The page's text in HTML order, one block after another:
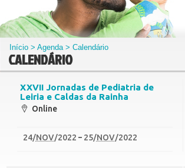
Início >Agenda> Calendário
CALENDÁRIO
XXVII Jornadas de Pediatria de
Leiria e Caldas da Rainha
Online
24/NOV/2022 25/NOV/2022